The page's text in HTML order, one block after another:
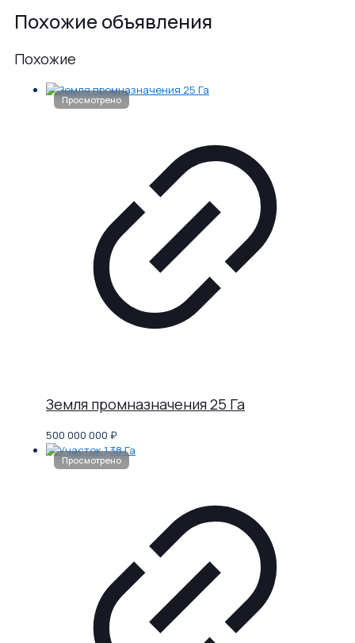
Похожие объявления
Похожие
Земля промназначения 25 Га
500 000 000 ₽